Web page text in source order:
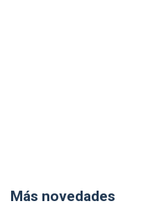
Más novedades